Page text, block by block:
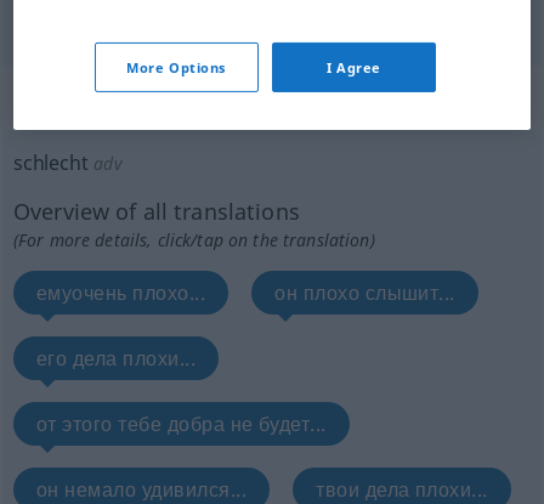
„schlecht“: Adverb
schlecht adv
Overview of all translations
(For more details, click/tap on the translation)
емуочень плохо... он плохо слышит...
его дела плохи...
от этого тебе добра не будет...
он немало удивился... твои дела плохи...
More Options I Agree